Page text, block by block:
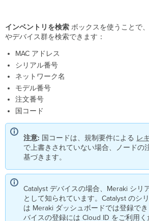
イ
セ
ン
ス
管
理
デ
バ
イ
注
文
の
登
録
(Claim)
Meraki
モ
インベントリを検索 ボックスを使うことで
やデバイス群を検索できます：
MAC アドレス
シリアル番号
ネットワーク名
モデル番号
注文番号
国コード
注意: 国コードは、規制要件による レ
で上書きされていない場合、ノードの
基づきます。
Catalyst デバイスの場合、Meraki シリ
として知られています。Catalyst のシ
は Meraki ダッシュボードでは登録で
バイスの登録には Cloud ID をご利用く